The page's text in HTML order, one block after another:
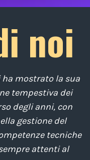
noi
ha mostrato la sua
tempestiva dei
degli anni, con
gestione del
tecniche
attenti al